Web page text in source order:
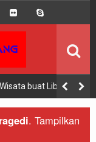
buat Liburan
. Tampilkan